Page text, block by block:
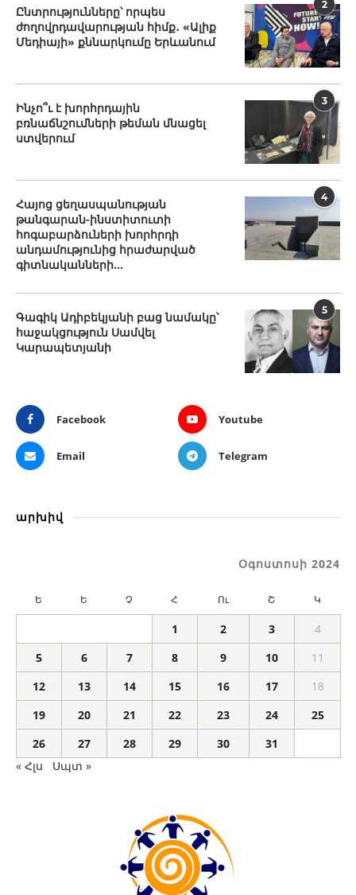
2
Ընտրությունները՝ որպես
ժողովրդավարության հիմք․ «Ալիք
Մեդիայի» քննարկումը Երևանում
3
Ինչո՞ւ է խորհրդային
բռնաճնշումների թեման մնացել
ստվերում
4
Հայոց ցեղասպանության
թանգարան-ինստիտուտի
հոգաբարձուների խորհրդի
անդամությունից հրաժարված
գիտնականների...
5
Գագիկ Ադիբեկյանի բաց նամակը՝
հաջակցություն Սամվել
Կարապետյանի
Facebook Youtube
Email Telegram
արխիվ
Օգոստոսի 2024
Ե Ե Չ Հ Ու Շ Կ
1 2 3
4
5
6 7 8 9 10
11
12
13 14 15 16 17
18
19
20 21 22 23 24
25
26
27 28 29 30
31
« Հլս
Սպտ »